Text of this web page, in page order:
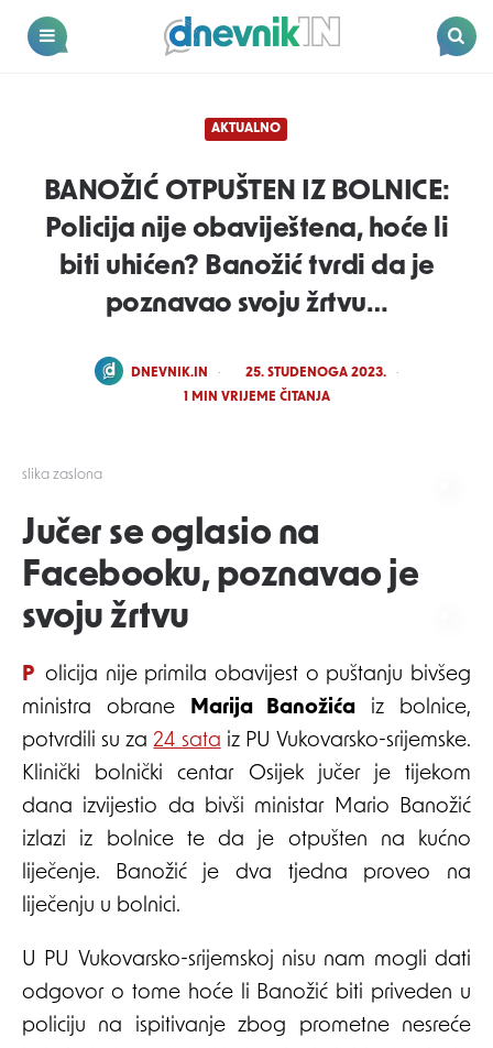
Dnevnik.in
slika zaslona
AKTUALNO
BANOŽIĆ OTPUŠTEN IZ BOLNICE:
Policija nije obaviještena, hoće li
biti uhićen? Banožić tvrdi da je
poznavao svoju žrtvu…
POSTED
DNEVNIK.IN
25. STUDENOGA 2023.
1 MIN VRIJEME ČITANJA
Jučer se oglasio na
Facebooku, poznavao je
svoju žrtvu
Policija nije primila obavijest o puštanju bivšeg
ministra obrane Marija Banožića iz bolnice,
potvrdili su za24 sata iz PU Vukovarsko-srijemske.
Klinički bolnički centar Osijek jučer je tijekom
dana izvijestio da bivši ministar Mario Banožić
izlazi iz bolnice te da je otpušten na kućno
liječenje. Banožić je dva tjedna proveo na
liječenju u bolnici.
U PU Vukovarsko-srijemskoj nisu nam mogli dati
odgovor o tome hoće li Banožić biti priveden u
policiju na ispitivanje zbog prometne nesreće